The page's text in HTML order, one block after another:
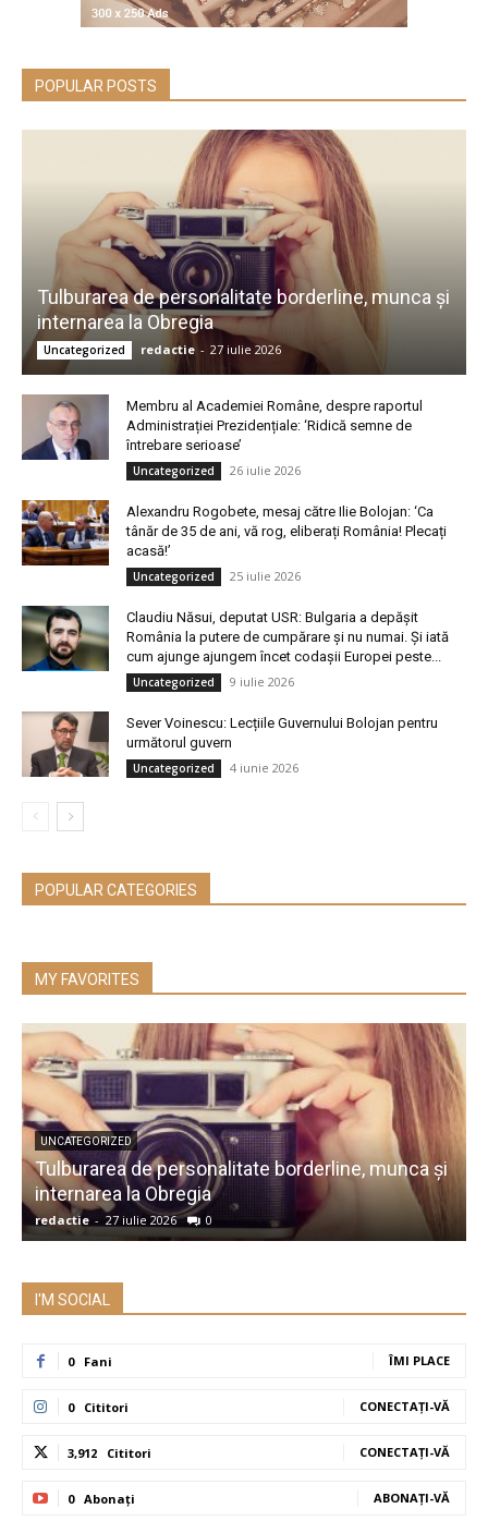
POPULAR POSTS
Tulburarea de personalitate borderline, munca și
internarea la Obregia
Uncategorized redactie - 27 iulie 2026
Membru al Academiei Române, despre raportul
Administrației Prezidențiale: ‘Ridică semne de
întrebare serioase’
Uncategorized 26 iulie 2026
Alexandru Rogobete, mesaj către Ilie Bolojan: ‘Ca
tânăr de 35 de ani, vă rog, eliberați România! Plecați
acasă!’
Uncategorized 25 iulie 2026
Claudiu Năsui, deputat USR: Bulgaria a depășit
România la putere de cumpărare și nu numai. Și iată
cum ajunge ajungem încet codașii Europei peste...
Uncategorized 9 iulie 2026
Sever Voinescu: Lecțiile Guvernului Bolojan pentru
următorul guvern
Uncategorized 4 iunie 2026
POPULAR CATEGORIES
MY FAVORITES
UNCATEGORIZED
Tulburarea de personalitate borderline, munca și
internarea la Obregia
redactie - 27 iulie 2026 0
I'M SOCIAL
0 Fani ÎMI PLACE
0 Cititori CONECTAȚI-VĂ
3,912 Cititori CONECTAȚI-VĂ
0 Abonați ABONAȚI-VĂ